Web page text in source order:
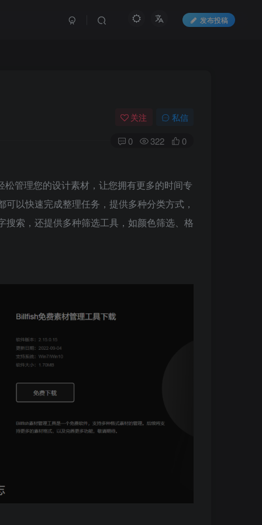
发布投稿
关注 私信
0 322 0
管理您的设计素材，让您拥有更多的时间专
以快速完成整理任务，提供多种分类方式，
索，还提供多种筛选工具，如颜色筛选、格